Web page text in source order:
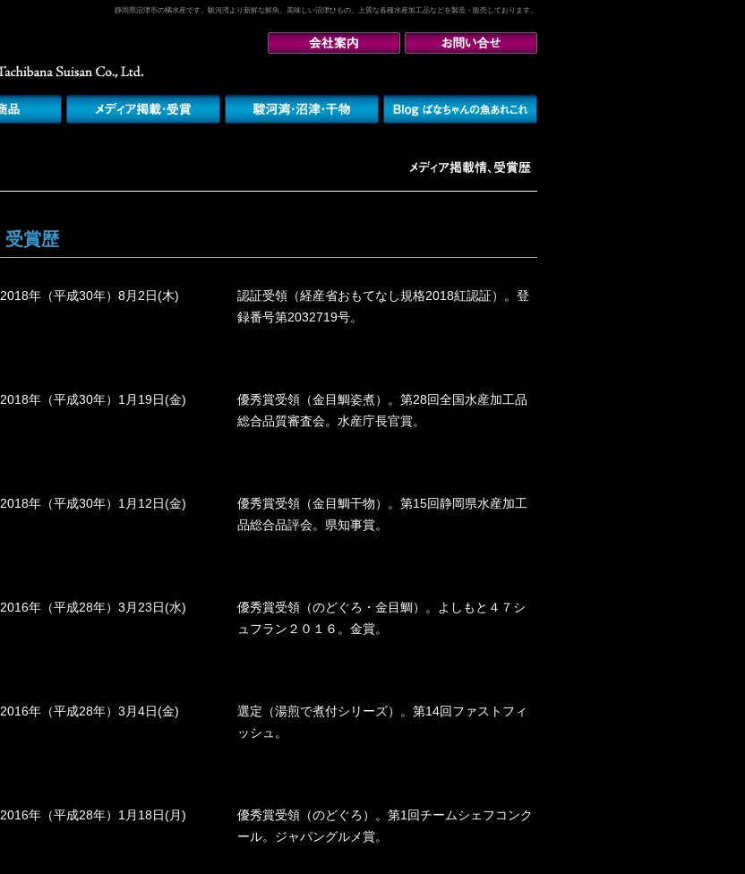
静岡県沼津市の橘水産です。駿河湾より新鮮な鮮魚、美味しい沼津ひもの、上質な各種水産加工品などを製造・販売しております。
受賞歴
2018年（平成30年）8月2日(木)
認証受領（経産省おもてなし規格2018紅認証）。登
録番号第2032719号。
2018年（平成30年）1月19日(金)
優秀賞受領（金目鯛姿煮）。第28回全国水産加工品
総合品質審査会。水産庁長官賞。
2018年（平成30年）1月12日(金)
優秀賞受領（金目鯛干物）。第15回静岡県水産加工
品総合品評会。県知事賞。
2016年（平成28年）3月23日(水)
優秀賞受領（のどぐろ・金目鯛）。よしもと４７シ
ュフラン２０１６。金賞。
2016年（平成28年）3月4日(金)
選定（湯煎で煮付シリーズ）。第14回ファストフィ
ッシュ。
2016年（平成28年）1月18日(月)
優秀賞受領（のどぐろ）。第1回チームシェフコンク
ール。ジャパングルメ賞。